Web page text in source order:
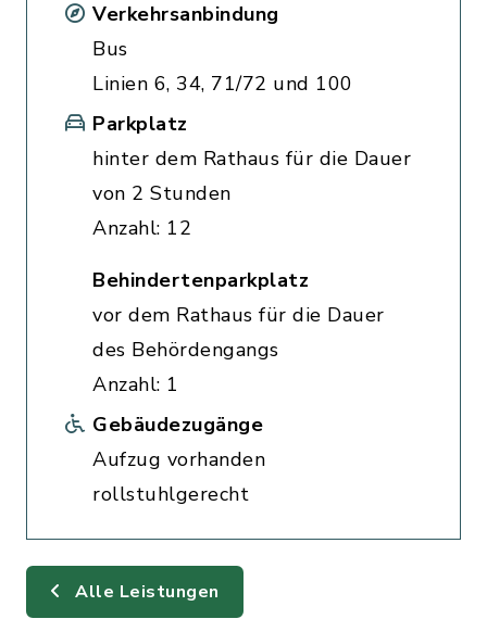
Verkehrsanbindung
Bus
Linien 6, 34, 71/72 und 100
Parkplatz
hinter dem Rathaus für die Dauer
von 2 Stunden
Anzahl: 12
Behindertenparkplatz
vor dem Rathaus für die Dauer
des Behördengangs
Anzahl: 1
Gebäudezugänge
Aufzug vorhanden
rollstuhlgerecht
Alle Leistungen